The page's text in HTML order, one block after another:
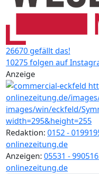
26670 gefällt das!
10275 folgen auf
Anzeige
Redaktion: 0152 -
onlinezeitung.de
Anzeigen: 05531 -
onlinezeitung.de